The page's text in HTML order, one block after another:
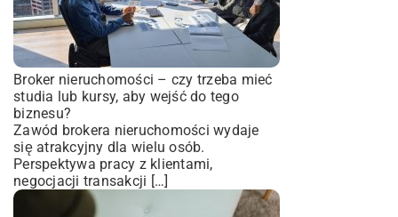
Broker nieruchomości – czy trzeba mieć
studia lub kursy, aby wejść do tego
biznesu?
Zawód brokera nieruchomości wydaje
się atrakcyjny dla wielu osób.
Perspektywa pracy z klientami,
negocjacji transakcji […]